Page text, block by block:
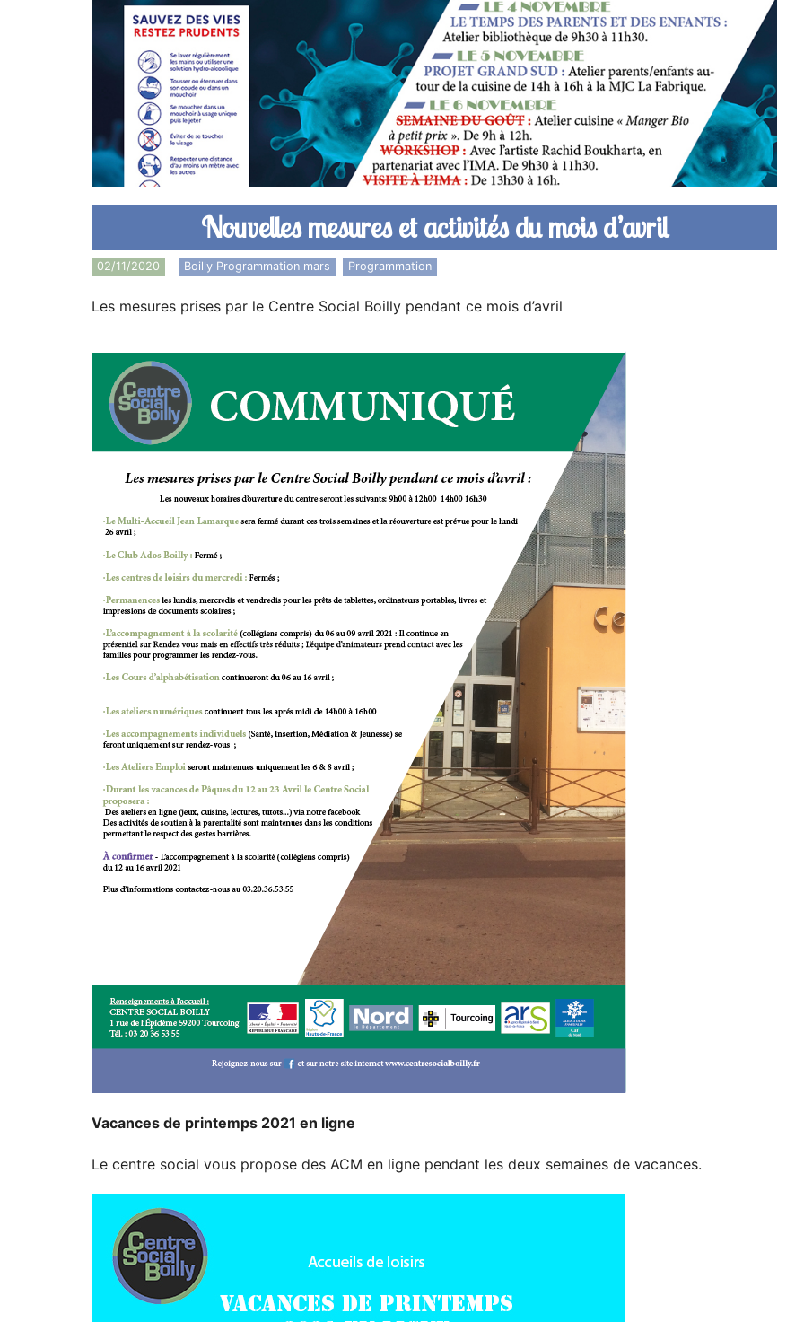
Nouvelles mesures et activités du mois d’avril
02/11/2020 Boilly Programmation mars Programmation
Les mesures prises par le Centre Social Boilly pendant ce mois d’avril
Vacances de printemps 2021 en ligne
Le centre social vous propose des ACM en ligne pendant les deux semaines de vacances.